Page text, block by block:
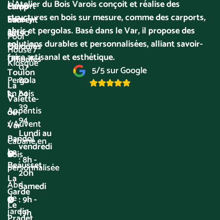
L’Atelier du Bois Varois conçoit et réalise des
structures en bois sur mesure, comme des carports,
abris et pergolas. Basé dans le Var, il propose des
solutions durables et personnalisées, alliant savoir-
faire artisanal et esthétique.
5/5 sur Google
Carport
bois
Pool
House /
Kiosque
Pergola
en bois
Appentis
/ Auvent
Cabane en
bois
personnalisée
Abri
de
jardin
Mer
Sanary-
sur-
Mer
Ollioules
Toulon
La
Valette-
du-
Var
Bandol
Le
Beausset
La
Garde
Le
camp
Laurent
83190
Ollioules
07
80
64
39
94
Lundi au
vendredi
: 8h -
20h
Samedi
: 9h -
19h